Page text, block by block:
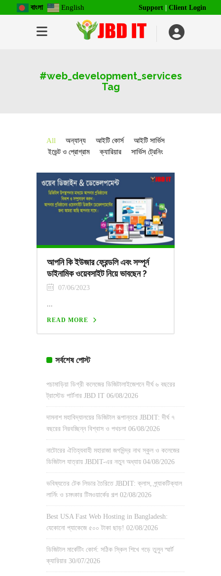
বাংলা English Support Client Login
#web_development_services
Tag
All অন্যান্য আইটি কোর্স
আইটি সার্ভিস
ইভেন্ট ও প্রোগ্রাম
ক্যারিয়ার সার্ভিস ট্রেনিং
আপনি কি ইউজার ফ্রেন্ডলি এবং সম্পূর্ন
ডাইনামিক ওয়েবসাইট নিয়ে ভাবছেন ?
07/06/2023
READ MORE
সর্বশেষ পোস্ট
পচামাড়িয়া ডিগ্রী কলেজের ডিজিটালাইজেশনে দীর্ঘ ৬ বছরের
ট্রাস্টেড পার্টনার JBD IT 06/08/2026
দামনাশ মহাবিদ্যালয়ের ডিজিটাল রূপান্তরে JBDIT: দীর্ঘ ৭
বছরের নিরবচ্ছিন্ন বিশ্বাস ও পথচলা 06/08/2026
নাটোরের ঐতিহ্যবাহী মহারাজা জগদিন্দ্র নাথ স্কুল ও কলেজের
ডিজিটাল যাত্রায় JBDIT-এর নতুন অধ্যায় 04/08/2026
ভবিষ্যতের টেক লিডার তৈরিতে JBDIT: ক্লাস, প্র্যাকটিক্যাল
লার্নিং ও চমৎকার টিমওয়ার্কের গল্প 02/08/2026
Best USA Fast Web Hosting in Bangladesh:
যেকোনো প্যাকেজে ৫০০ টাকা ছাড়! 02/08/2026
ডিজিটাল মার্কেটিং কোর্স: সঠিক স্কিল শিখে গড়ে তুলুন স্মার্ট
ক্যারিয়ার 30/07/2026